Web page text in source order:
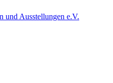
und Ausstellungen e.V.